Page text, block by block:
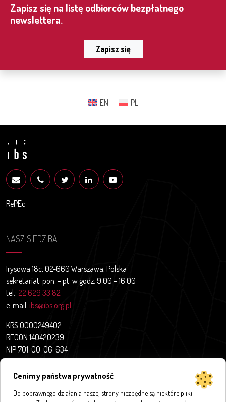
Zapisz się na listę odbiorców bezpłatnego
newslettera.
Zapisz się
Cenimy państwa prywatność
Do poprawnego działania naszej strony niezbędne są niektóre pliki
EN PL
RePEc
NASZ SIEDZIBA
Irysowa 18c, 02-660 Warszawa, Polska
sekretariat: pon. – pt. w godz. 9.00 – 16.00
tel.: 22 629 33 82
e-mail: ibs@ibs.org.pl
KRS 0000249402
REGON 140420239
NIP 701-00-06-634
O nas
Projekty badawcze